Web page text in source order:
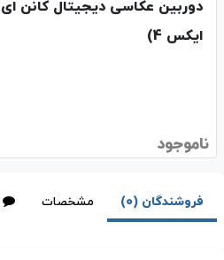
ایکس 4)
ناموجود
فروشندگان (0) مشخصات